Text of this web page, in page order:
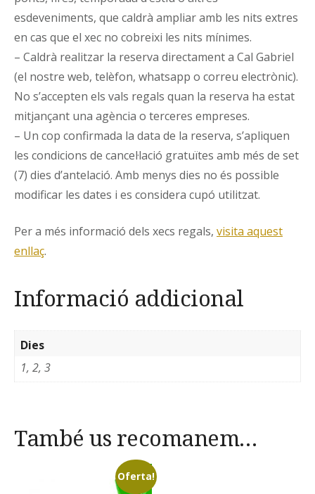
esdeveniments, que caldrà ampliar amb les nits extres
en cas que el xec no cobreixi les nits mínimes.
– Caldrà realitzar la reserva directament a Cal Gabriel
(el nostre web, telèfon, whatsapp o correu electrònic).
No s’accepten els vals regals quan la reserva ha estat
mitjançant una agència o terceres empreses.
– Un cop confirmada la data de la reserva, s’apliquen
les condicions de cancel·lació gratuïtes amb més de set
(7) dies d’antelació. Amb menys dies no és possible
modificar les dates i es considera cupó utilitzat.
Per a més informació dels xecs regals, visita aquest
enllaç.
Informació addicional
Dies
1, 2, 3
També us recomanem…
Oferta!